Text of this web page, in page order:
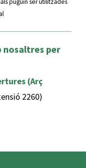
puguin ser utilitzades
nosaltres per
(Arç
2260)